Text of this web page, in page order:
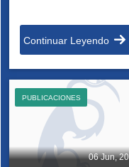
Continuar Leyendo
06 Jun,
PUBLICACIONES